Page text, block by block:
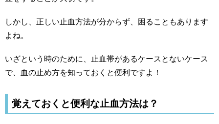
しかし、正しい止血方法が分からず、困ることもあります
よね。
いざという時のために、止血帯があるケースとないケース
で、血の止め方を知っておくと便利ですよ！
覚えておくと便利な止血方法は？